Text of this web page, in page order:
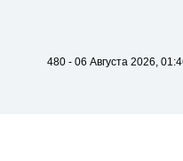
480 - 06 Августа 2026,